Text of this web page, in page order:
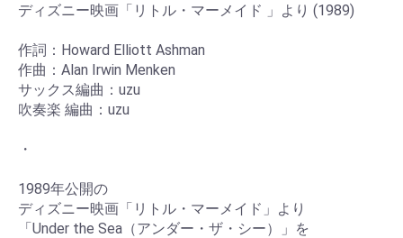
ディズニー映画「リトル・マーメイド 」より (1989)
作詞：Howard Elliott Ashman
作曲：Alan Irwin Menken
サックス編曲：uzu
吹奏楽 編曲：uzu
・
1989年公開の
ディズニー映画「リトル・マーメイド」より
「Under the Sea（アンダー・ザ・シー）」を